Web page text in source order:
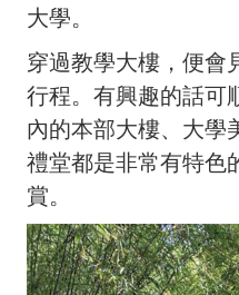
大學。
穿過教學大樓，便會
行程。有興趣的話可
內的本部大樓、大學
禮堂都是非常有特色
賞。